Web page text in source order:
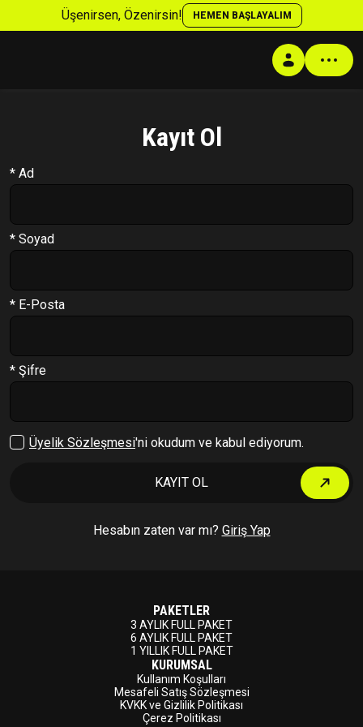
Üşenirsen, Özenirsin! HEMEN BAŞLAYALIM
Supplement Programı
Takip Sistemi
PT Formu
Kayıt Ol
* Ad
* Soyad
* E-Posta
* Şifre
Üyelik Sözleşmesi'ni okudum ve kabul ediyorum.
KAYIT OL
Hesabın zaten var mı? Giriş Yap
PAKETLER
3 AYLIK FULL PAKET
6 AYLIK FULL PAKET
1 YILLIK FULL PAKET
KURUMSAL
Kullanım Koşulları
Mesafeli Satış Sözleşmesi
KVKK ve Gizlilik Politikası
Çerez Politikası